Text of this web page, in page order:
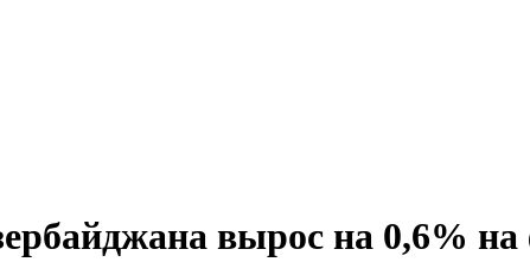
вырос на 0,6%